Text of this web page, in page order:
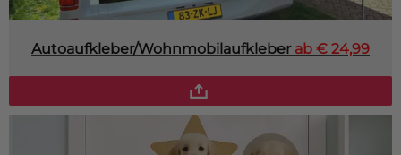
Autoaufkleber/Wohnmobilaufkleberab € 24,99